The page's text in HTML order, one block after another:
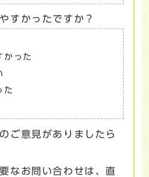
すかったですか？
かった
た
ご意見がありましたら
なお問い合わせは、直